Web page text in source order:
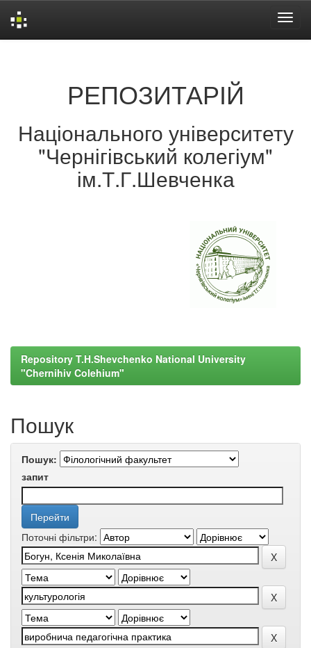
РЕПОЗИТАРІЙ
Національного університету
"Чернігівський колегіум"
ім.Т.Г.Шевченка
Repository T.H.Shevchenko National University
"Chernihiv Colehium"
Пошук
Пошук:
запит
Поточні фільтри: